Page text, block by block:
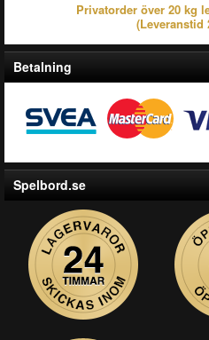
Privatorder över 20 kg
(Leveranstid
Betalning
Spelbord.se